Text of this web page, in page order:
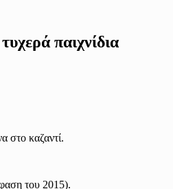
παιχνίδια
στο καζαντί.
του 2015).